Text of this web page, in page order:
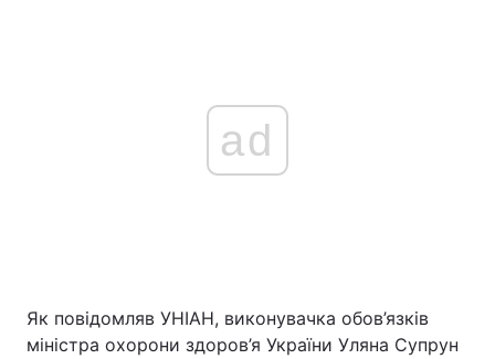
ad
Як повідомляв УНІАН, виконувачка обов’язків
міністра охорони здоров’я України Уляна Супрун